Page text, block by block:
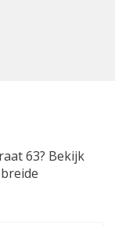
63? Bekijk